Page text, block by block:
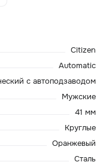
Citizen
Automatic
с автоподзаводом
Мужские
41 мм
Круглые
Оранжевый
Сталь